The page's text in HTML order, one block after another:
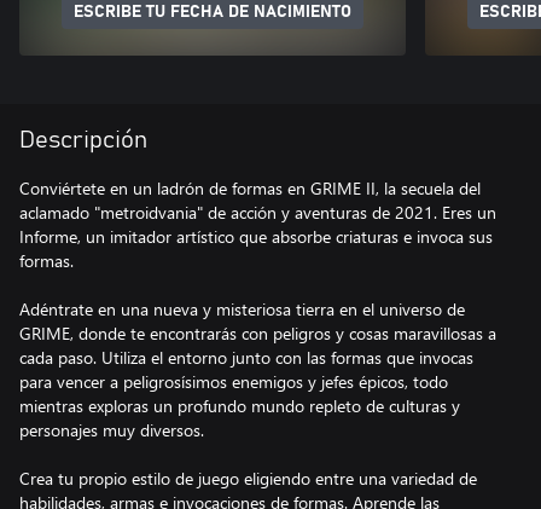
ESCRIBE TU FECHA DE NACIMIENTO
Descripción
Conviértete en un ladrón de formas en GRIME II, la secuela del
aclamado "metroidvania" de acción y aventuras de 2021. Eres un
Informe, un imitador artístico que absorbe criaturas e invoca sus
formas.
Adéntrate en una nueva y misteriosa tierra en el universo de
GRIME, donde te encontrarás con peligros y cosas maravillosas a
cada paso. Utiliza el entorno junto con las formas que invocas
para vencer a peligrosísimos enemigos y jefes épicos, todo
mientras exploras un profundo mundo repleto de culturas y
personajes muy diversos.
Crea tu propio estilo de juego eligiendo entre una variedad de
habilidades, armas e invocaciones de formas. Aprende las